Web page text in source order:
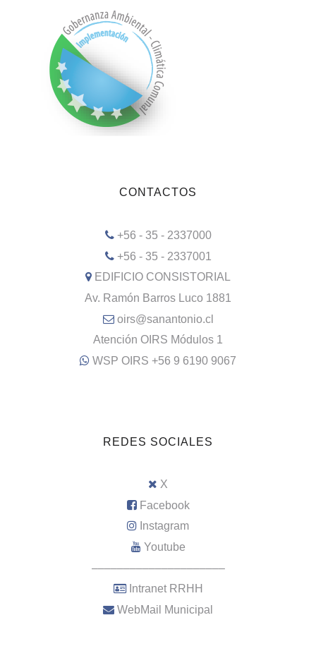
CONTACTOS
+56 - 35 - 2337000
+56 - 35 - 2337001
EDIFICIO CONSISTORIAL
Av. Ramón Barros Luco 1881
oirs@sanantonio.cl
Atención OIRS Módulos 1
WSP OIRS +56 9 6190 9067
REDES SOCIALES
X
Facebook
Instagram
Youtube
–––––––––––––––––––––
Intranet RRHH
WebMail Municipal